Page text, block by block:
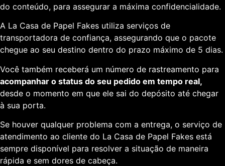
do conteúdo, para assegurar a máxima confidencialidade.
A La Casa de Papel Fakes utiliza serviços de
transportadora de confiança, assegurando que o pacote
chegue ao seu destino dentro do prazo máximo de 5 dias.
Você também receberá um número de rastreamento para
acompanhar o status do seu pedido em tempo real,
desde o momento em que ele sai do depósito até chegar
à sua porta.
Se houver qualquer problema com a entrega, o serviço de
atendimento ao cliente do La Casa de Papel Fakes está
sempre disponível para resolver a situação de maneira
rápida e sem dores de cabeça.